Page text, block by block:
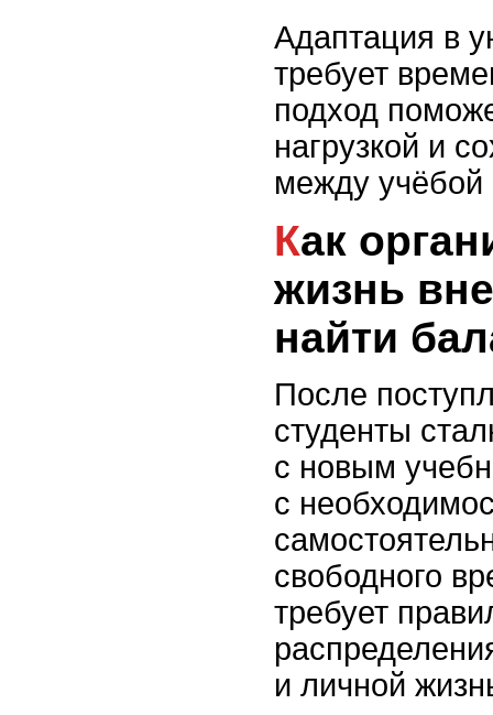
Адаптация в
требует
подход
нагрузкой и
между
Как организовать свою
жизнь
найти
После
студенты
с новым
с
свободного
требует
и личной